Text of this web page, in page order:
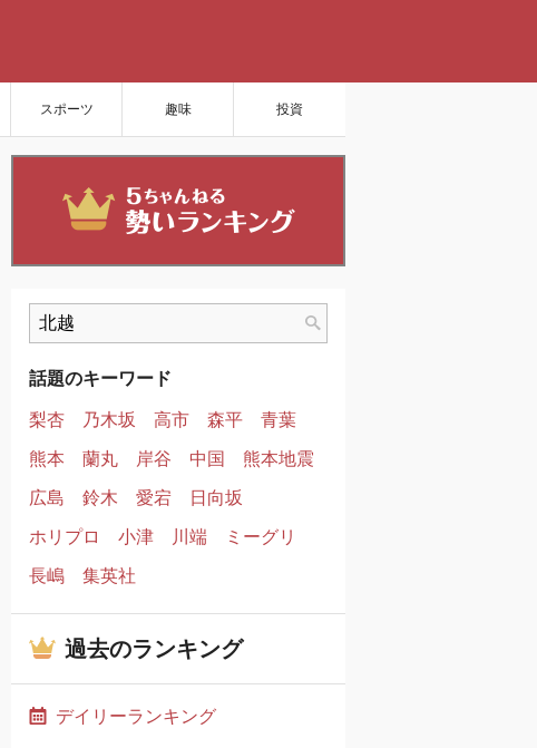
スポーツ 趣味 投資
話題のキーワード
梨杏
乃木坂 高市 森平
青葉
熊本
蘭丸 岸谷 中国
熊本地震
広島
鈴木 愛宕
日向坂
ホリプロ
小津 川端
ミーグリ
長嶋
集英社
過去のランキング
デイリーランキング